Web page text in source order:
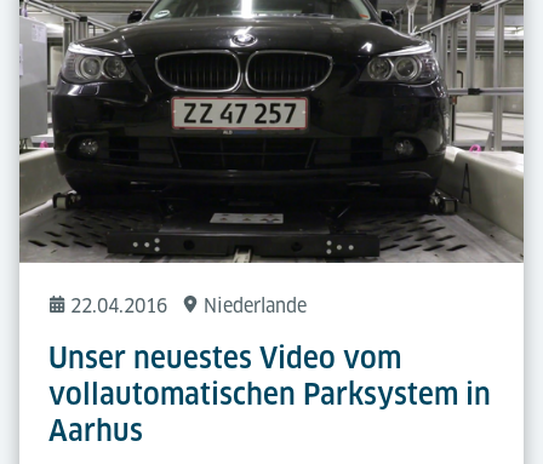
22.04.2016 Niederlande
Unser neuestes Video vom
vollautomatischen Parksystem in
Aarhus